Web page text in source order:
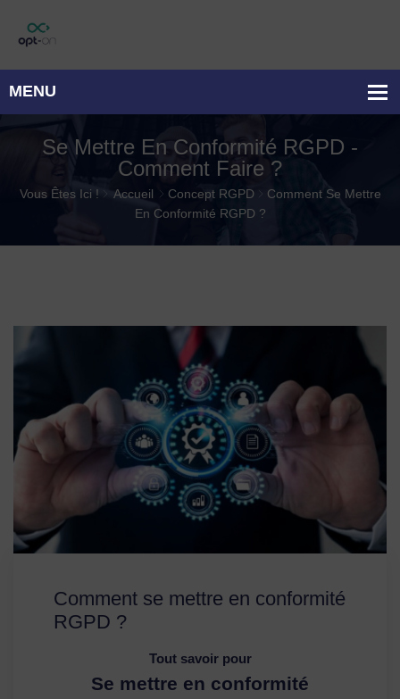
Se Mettre En Conformité RGPD -
Comment Faire ?
Vous Êtes Ici ! Accueil Concept RGPD
Comment Se Mettre
En Conformité RGPD ?
Comment se mettre en conformité
RGPD ?
Tout savoir pour
Se mettre en conformité